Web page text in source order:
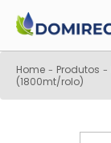
Home - Produtos -
(1800mt/rolo)